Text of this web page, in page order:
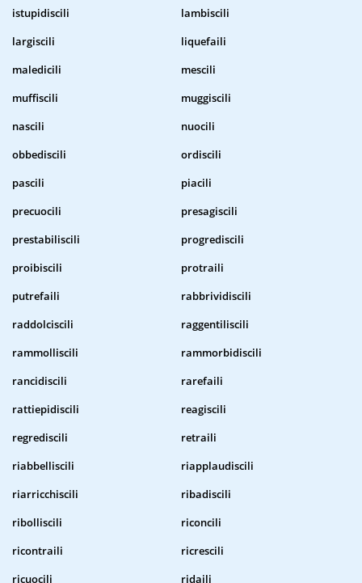
istupidiscili
lambiscili
largiscili
liquefaili
maledicili
mescili
muffiscili
muggiscili
nascili
nuocili
obbediscili
ordiscili
pascili
piacili
precuocili
presagiscili
prestabiliscili
progrediscili
proibiscili
protraili
putrefaili
rabbrividiscili
raddolciscili
raggentiliscili
rammolliscili
rammorbidiscili
rancidiscili
rarefaili
rattiepidiscili
reagiscili
regrediscili
retraili
riabbelliscili
riapplaudiscili
riarricchiscili
ribadiscili
ribolliscili
riconcili
ricontraili
ricrescili
ricuocili
ridaili